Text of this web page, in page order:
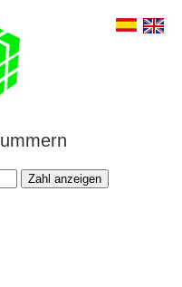
Zahl anzeigen